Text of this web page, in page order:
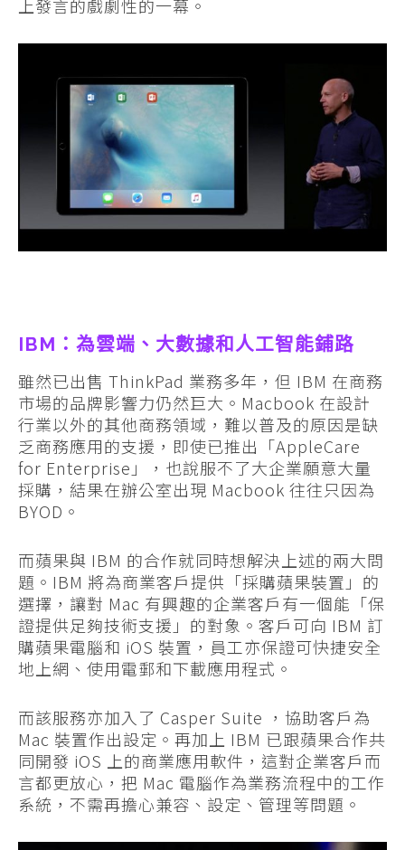
上發言的戲劇性的一幕。
IBM：為雲端、大數據和人工智能鋪路
雖然已出售 ThinkPad 業務多年，但 IBM 在商務
市場的品牌影響力仍然巨大。Macbook 在設計
行業以外的其他商務領域，難以普及的原因是缺
乏商務應用的支援，即使已推出「AppleCare
for Enterprise」，也說服不了大企業願意大量
採購，結果在辦公室出現 Macbook 往往只因為
BYOD。
而蘋果與 IBM 的合作就同時想解決上述的兩大問
題。IBM 將為商業客戶提供「採購蘋果裝置」的
選擇，讓對 Mac 有興趣的企業客戶有一個能「保
證提供足夠技術支援」的對象。客戶可向 IBM 訂
購蘋果電腦和 iOS 裝置，員工亦保證可快捷安全
地上網、使用電郵和下載應用程式。
而該服務亦加入了 Casper Suite ，協助客戶為
Mac 裝置作出設定。再加上 IBM 已跟蘋果合作共
同開發 iOS 上的商業應用軟件，這對企業客戶而
言都更放心，把 Mac 電腦作為業務流程中的工作
系統，不需再擔心兼容、設定、管理等問題。